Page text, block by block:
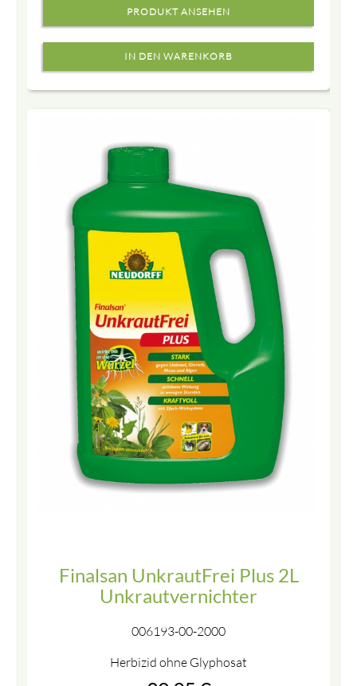
PRODUKT ANSEHEN
Finalsan UnkrautFrei Plus 2L
Unkrautvernichter
006193-00-2000
Herbizid ohne Glyphosat